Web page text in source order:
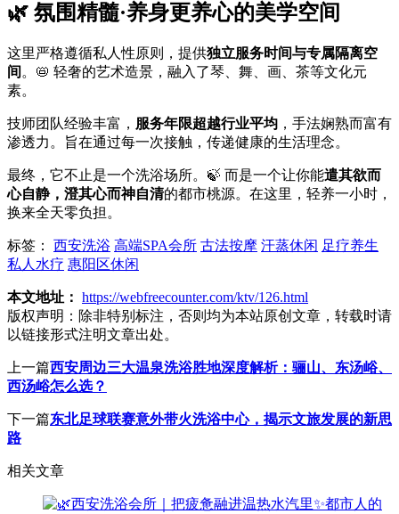
🌿 氛围精髓·养身更养心的美学空间
这里严格遵循私人性原则，提供独立服务时间与专属隔离空
间 。📛 轻奢的艺术造景，融入了琴、舞、画、茶等文化元
素。
技师团队经验丰富， 服务年限超越行业平均 ，手法娴熟而富有
渗透力。旨在通过每一次接触，传递健康的生活理念。
最终，它不止是一个洗浴场所。🍃 而是一个让你能遣其欲而
心自静，澄其心而神自清的都市桃源。在这里，轻养一小时，
换来全天零负担。
标签： 西安洗浴 高端SPA会所 古法按摩 汗蒸休闲 足疗养生
私人水疗 惠阳区休闲
本文地址： https://webfreecounter.com/ktv/126.html
版权声明： 除非特别标注，否则均为本站原创文章，转载时请
以链接形式注明文章出处。
上一篇西安周边三大温泉洗浴胜地深度解析：骊山、东汤峪、
西汤峪怎么选？
下一篇东北足球联赛意外带火洗浴中心，揭示文旅发展的新思
路
相关文章